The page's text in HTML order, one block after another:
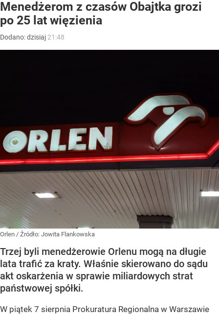
Menedżerom z czasów Obajtka grozi
po 25 lat więzienia
Dodano:dzisiaj 21:48
Orlen / Źródło: Jowita Flankowska
Trzej byli menedżerowie Orlenu mogą na długie
lata trafić za kraty. Właśnie skierowano do sądu
akt oskarżenia w sprawie miliardowych strat
państwowej spółki.
W piątek 7 sierpnia Prokuratura Regionalna w Warszawie